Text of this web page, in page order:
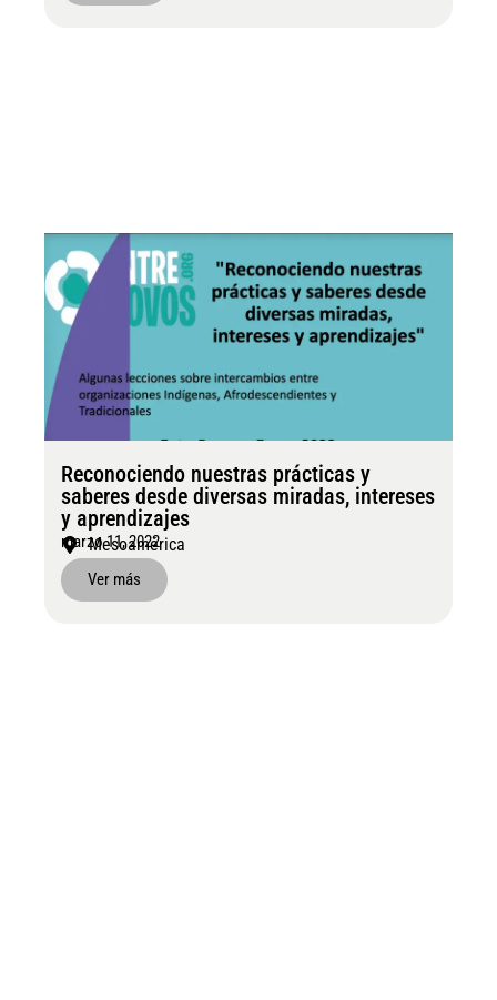
Reconociendo nuestras prácticas y
saberes desde diversas miradas, intereses
y aprendizajes
marzo 11, 2022
Mesoamérica
Ver más